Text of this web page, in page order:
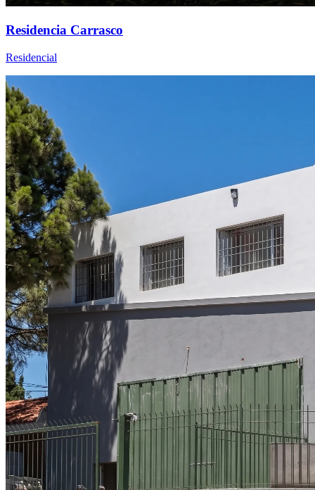
Residencia Carrasco
Residencial